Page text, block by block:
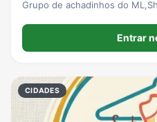
Grupo de achadinhos do
Entrar
CIDADES